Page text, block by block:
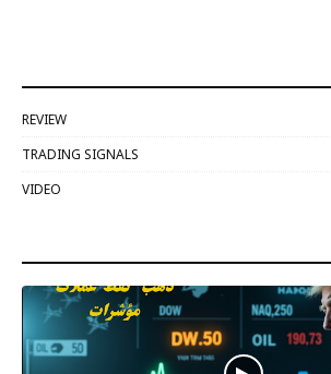
REVIEW
TRADING SIGNALS
VIDEO